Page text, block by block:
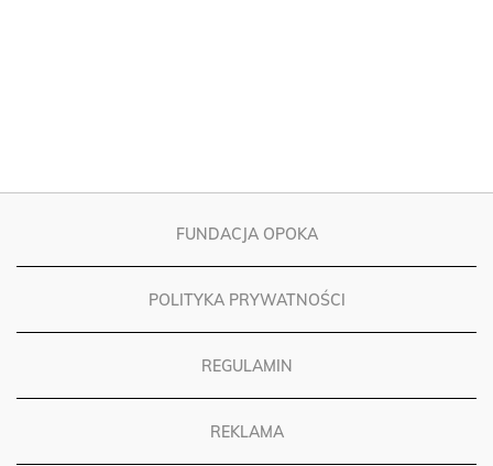
FUNDACJA OPOKA
POLITYKA PRYWATNOŚCI
REGULAMIN
REKLAMA